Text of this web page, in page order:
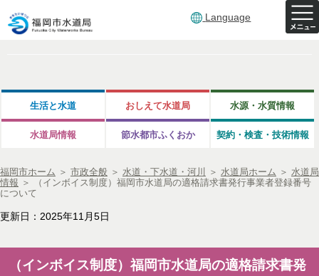
Language
生活と水道 おしえて水道局 水源・水質情報
水道局情報 節水都市ふくおか 契約・検査・技術情報
福岡市ホーム ＞ 市政全般 ＞ 水道・下水道・河川 ＞ 水道局ホーム ＞ 水道局
情報 ＞
（インボイス制度）福岡市水道局の適格請求書発行事業者登録番号
について
更新日：2025年11月5日
（インボイス制度）福岡市水道局の適格請求書発